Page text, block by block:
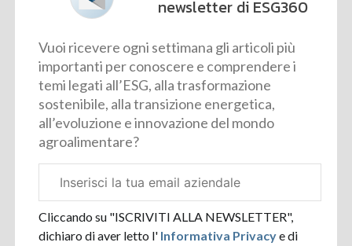
newsletter di ESG360
Vuoi ricevere ogni settimana gli articoli più
importanti per conoscere e comprendere i
temi legati all’ESG, alla trasformazione
sostenibile, alla transizione energetica,
all’evoluzione e innovazione del mondo
agroalimentare?
aziendale
Cliccando su "ISCRIVITI ALLA NEWSLETTER",
dichiaro di aver letto l' Informativa Privacye di